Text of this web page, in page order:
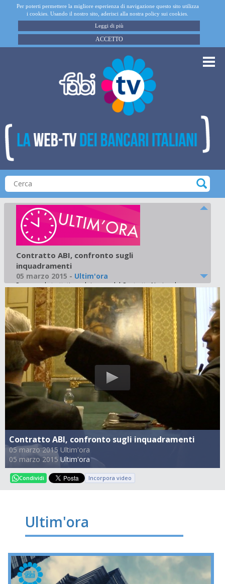
Per poterti permettere la migliore esperienza di navigazione questo sito utilizza
i cookies. Usando il nostro sito, aderisci alla nostra policy sui cookies.
Leggi di più
ACCETTO
Contratto ABI, confronto sugli inquadramenti
05 marzo 2015 Ultim'ora
05 marzo 2015 Ultim'ora
Contratto ABI, confronto sugli
inquadramenti
05 marzo 2015 - Ultim'ora
Prosegue la trattativa sul rinnovo del Contratto Nazionale.
Sileoni: “L’esecutivo ABI frena su tutto. È iniziata la campagna
elettorale per il dopo Patuelli". Posizioni distanti anche sugli
inquadramenti: prima che il rinnovo contrattuale, ABI ha
come principale obiettivo l’interruzione della crescita
dinamica del costo del lavoro. Inconcepibile per la FABI che
chiede ai banchieri un atto di trasparenza: rendere
pubbliche le retribuzioni dei 35 componenti del Comitato
Esecutivo dell’ABI.
Condividi Incorpora video
Ultim'ora